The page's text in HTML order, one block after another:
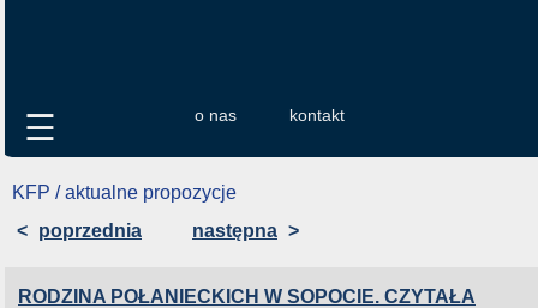
o nas kontakt
☰
KFP / aktualne propozycje
< poprzednia następna >
RODZINA POŁANIECKICH W SOPOCIE. CZYTAŁA